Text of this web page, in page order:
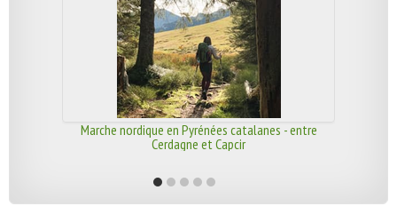
Marche nordique en Pyrénées catalanes - entre
Cerdagne et Capcir